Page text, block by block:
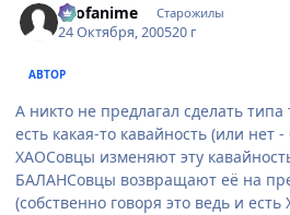
allofanime Старожилы
24 Октября, 200520 г
АВТОР
А никто не предлагал сделать типа
есть какая-то кавайность (или нет
ХАОСовцы изменяют эту
БАЛАНСовцы возвращают её на
(собственно говоря это ведь и